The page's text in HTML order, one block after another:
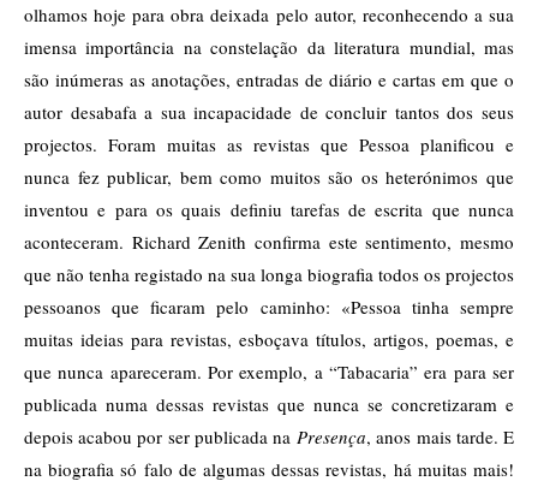
olhamos hoje para obra deixada pelo autor, reconhecendo a sua
imensa importância na constelação da literatura mundial, mas
são inúmeras as anotações, entradas de diário e cartas em que o
autor desabafa a sua incapacidade de concluir tantos dos seus
projectos. Foram muitas as revistas que Pessoa planificou e
nunca fez publicar, bem como muitos são os heterónimos que
inventou e para os quais definiu tarefas de escrita que nunca
aconteceram. Richard Zenith confirma este sentimento, mesmo
que não tenha registado na sua longa biografia todos os projectos
pessoanos que ficaram pelo caminho: «Pessoa tinha sempre
muitas ideias para revistas, esboçava títulos, artigos, poemas, e
que nunca apareceram. Por exemplo, a “Tabacaria” era para ser
publicada numa dessas revistas que nunca se concretizaram e
depois acabou por ser publicada na Presença, anos mais tarde. E
na biografia só falo de algumas dessas revistas, há muitas mais!